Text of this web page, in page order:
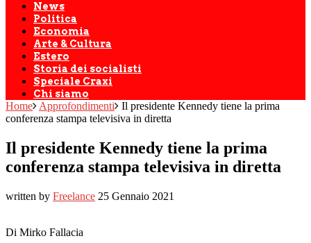
News
Politica
Economia
Arte & Cultura
Estero
Storia dei socialisti
Speciale Craxi
Chi siamo
Home Approfondimenti
Il presidente Kennedy tiene la prima
conferenza stampa televisiva in diretta
Il presidente Kennedy tiene la prima
conferenza stampa televisiva in diretta
written by Freelance 25 Gennaio 2021
Di Mirko Fallacia